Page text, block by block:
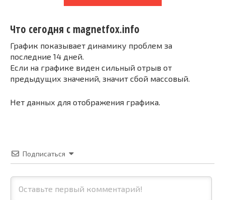
Что сегодня с magnetfox.info
График показывает динамику проблем за
последние 14 дней.
Если на графике виден сильный отрыв от
предыдущих значений, значит сбой массовый.
Нет данных для отображения графика.
Подписаться